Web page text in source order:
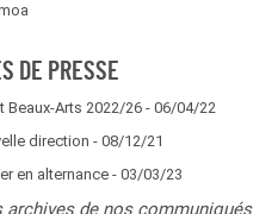
DE PRESSE
Beaux-Arts 2022/26 - 06/04/22
direction - 08/12/21
en alternance - 03/03/23